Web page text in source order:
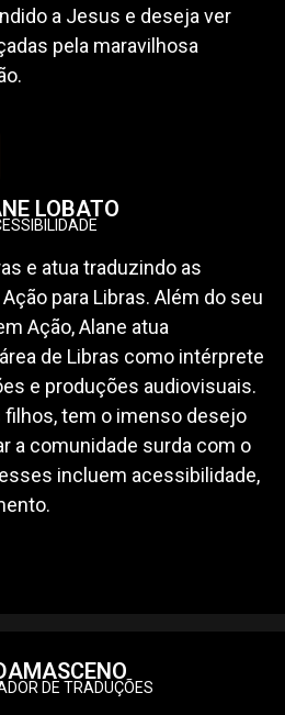
a Jesus e deseja ver
pela maravilhosa
LOBATO
e atua traduzindo as
para Libras. Além do seu
Ação, Alane atua
de Libras como intérprete
e produções audiovisuais.
filhos, tem o imenso desejo
a comunidade surda com o
incluem acessibilidade,
DE TRADUÇÕES